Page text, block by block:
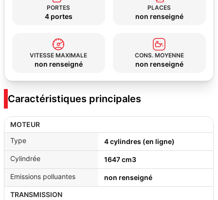
PORTES
4 portes
PLACES
non renseigné
VITESSE MAXIMALE
non renseigné
CONS. MOYENNE
non renseigné
Caractéristiques principales
MOTEUR
Type
4 cylindres (en ligne)
Cylindrée 1647 cm3
Emissions polluantes non renseigné
TRANSMISSION